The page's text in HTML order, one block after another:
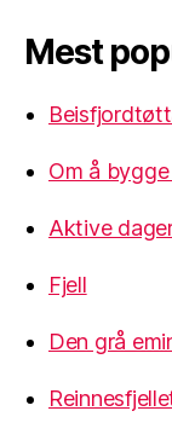
Mest
Om å
Aktive
Fjell
Den grå